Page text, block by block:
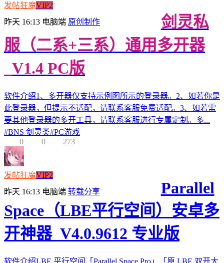
发帖狂魔VIP2
昨天 16:13 电脑端 原创制作
剑灵私
服（二系+三系）通用多开器
_V1.4 PC版
软件介绍1、多开器仅支持示例图所示的登录器。2、如若你是
此登录器，但提示不适配，请联系客服免费适配。3、如若需
要其他登录器的多开工具，请联系客服进行专属定制。多...
#BNS 剑灵类#PC游戏
0
0 273
发帖狂魔VIP2
昨天 16:13 电脑端 转载分享
Parallel
Space（LBE平行空间）安卓多
开神器_V4.0.9612 专业版
软件介绍LBE 平行空间「Parallel Space Pro」「原 LBE 双开大